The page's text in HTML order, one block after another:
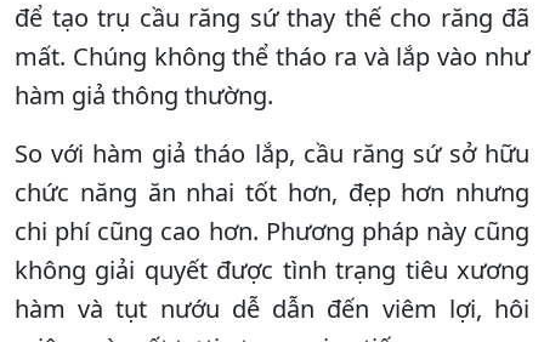
để tạo trụ cầu răng sứ thay thế cho răng đã
mất. Chúng không thể tháo ra và lắp vào như
hàm giả thông thường.
So với hàm giả tháo lắp, cầu răng sứ sở hữu
chức năng ăn nhai tốt hơn, đẹp hơn nhưng
chi phí cũng cao hơn. Phương pháp này cũng
không giải quyết được tình trạng tiêu xương
hàm và tụt nướu dễ dẫn đến viêm lợi, hôi